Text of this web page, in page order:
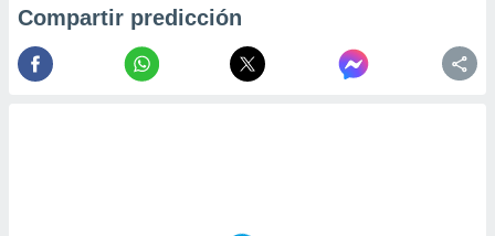
Compartir predicción